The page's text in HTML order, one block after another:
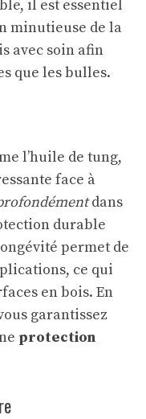
il est essentiel
minutieuse de la
avec soin afin
que les bulles.
l’huile de tung,
face à
dans
durable
permet de
ce qui
en bois. En
garantissez
protection